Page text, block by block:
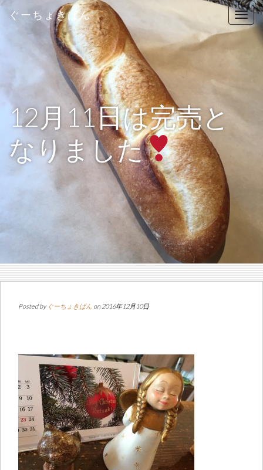
T
o
ぐーちょきぱん
12月11日は完売と
なりました
Posted by ぐーちょきぱん on 2016年12月10日